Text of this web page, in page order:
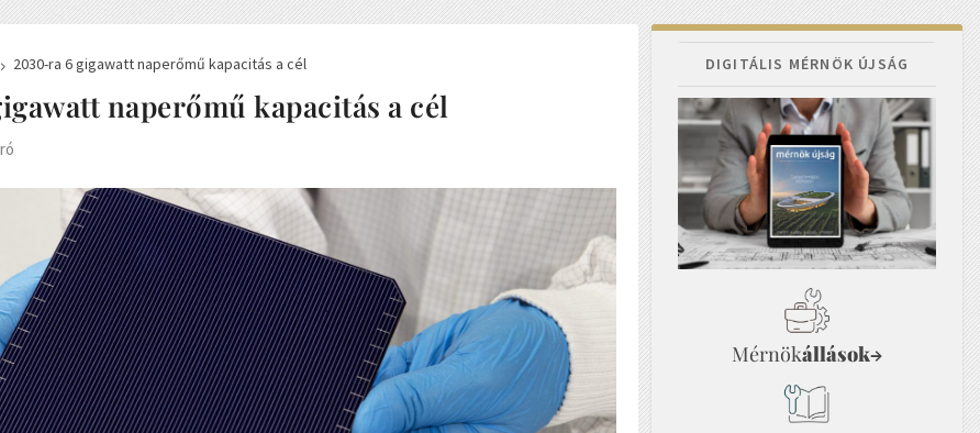
5 2030-ra 6 gigawatt naperőmű kapacitás a cél
naperőmű kapacitás a cél
DIGITÁLIS MÉRNÖK ÚJSÁG
Mérnökállások→